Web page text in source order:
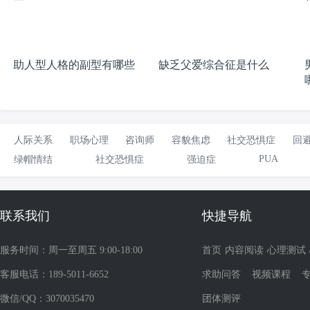
助人型人格的副型有哪些 缺乏父爱综合征是什么
人际关系 职场心理 咨询师 容貌焦虑 社交恐惧症
回
绿帽情结
社交恐惧症 强迫症 PUA
联系我们
服务时间：周一至周五 9:00-18:00
客服电话：189-5011-6652
微信/QQ：3070035470
快捷导航
首页 内容阅读 心理测试
求助问答 视频课程
团体测评